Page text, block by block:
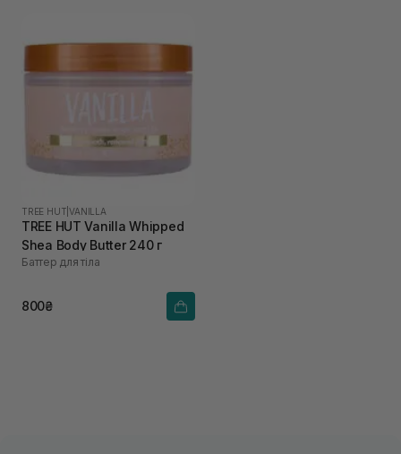
TREE HUT |VANILLA
TREE HUT Vanilla Whipped
Shea Body Butter 240 г
Баттер для тіла
800₴